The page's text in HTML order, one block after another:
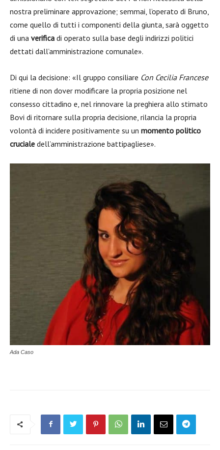
nostra preliminare approvazione; semmai, l’operato di Bruno,
come quello di tutti i componenti della giunta, sarà oggetto
di una verifica di operato sulla base degli indirizzi politici
dettati dall’amministrazione comunale».
Di qui la decisione: «Il gruppo consiliare Con Cecilia Francese
ritiene di non dover modificare la propria posizione nel
consesso cittadino e, nel rinnovare la preghiera allo stimato
Bovi di ritornare sulla propria decisione, rilancia la propria
volontà di incidere positivamente su un momento politico
cruciale dell’amministrazione battipagliese».
Ada Caso